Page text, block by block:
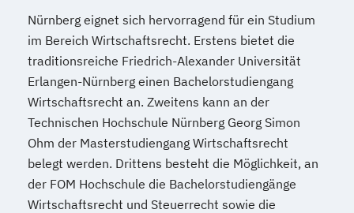
Nürnberg eignet sich hervorragend für ein Studium
im Bereich Wirtschaftsrecht. Erstens bietet die
traditionsreiche Friedrich-Alexander Universität
Erlangen-Nürnberg einen Bachelorstudiengang
Wirtschaftsrecht an. Zweitens kann an der
Technischen Hochschule Nürnberg Georg Simon
Ohm der Masterstudiengang Wirtschaftsrecht
belegt werden. Drittens besteht die Möglichkeit, an
der FOM Hochschule die Bachelorstudiengänge
Wirtschaftsrecht und Steuerrecht sowie die